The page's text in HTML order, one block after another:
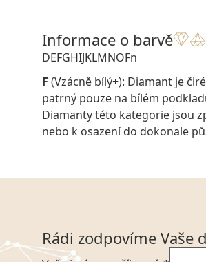
Informace o barvě
DEFGHIJKLMNOFn
F (Vzácně bílý+): Diamant je
patrný pouze na bílém
Diamanty této kategorie jsou
nebo k osazení do dokonale
Rádi zodpovíme Vaše